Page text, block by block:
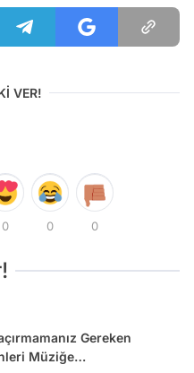
VER!
0 0 0
Gereken
Müziğe